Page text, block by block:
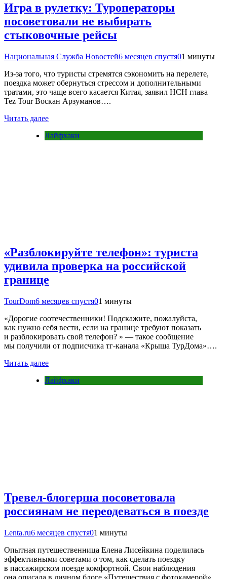
Игра в рулетку: Туроператоры
посоветовали не выбирать
стыковочные рейсы
Национальная Служба Новостей6 месяцев спустя01 минуты
Из-за того, что туристы стремятся сэкономить на перелете,
поездка может обернуться стрессом и дополнительными
тратами, это чаще всего касается Китая, заявил НСН глава
Tez Tour Воскан Арзуманов….
Читать далее
Лайфхаки
«Разблокируйте телефон»: туриста
удивила проверка на российской
границе
TourDom6 месяцев спустя01 минуты
«Дорогие соотечественники! Подскажите, пожалуйста,
как нужно себя вести, если на границе требуют показать
и разблокировать свой телефон? » — такое сообщение
мы получили от подписчика тг-канала «Крыша ТурДома»….
Читать далее
Лайфхаки
Тревел-блогерша посоветовала
россиянам не переодеваться в поезде
Lenta.ru6 месяцев спустя01 минуты
Опытная путешественница Елена Лисейкина поделилась
эффективными советами о том, как сделать поездку
в пассажирском поезде комфортной. Свои наблюдения
она описала в личном блоге «Путешествия с фотокамерой»